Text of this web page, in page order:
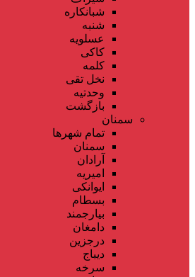
شبانکاره
شنبه
عسلویه
کاکی
کلمه
نخل تقی
وحدتیه
بازگشت
سمنان
تمام شهر‌ها
سمنان
آرادان
امیریه
ایوانکی
بسطام
بیارجمند
دامغان
درجزین
دیباج
سرخه